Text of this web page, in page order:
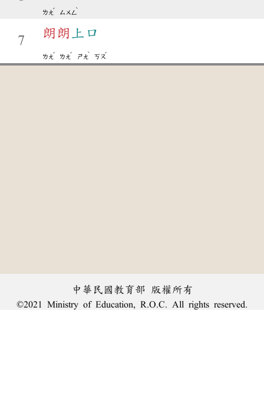
ㄌㄤ
ˇ
ㄙㄨㄥ
ˋ
7
朗 朗 上口
ㄌㄤ
ˇ
ㄌㄤ
ˇ
ㄕㄤ
ˋ
ㄎㄡ
ˇ
中華民國教育部 版權所有
©2021 Ministry of Education, R.O.C. All rights reserved.